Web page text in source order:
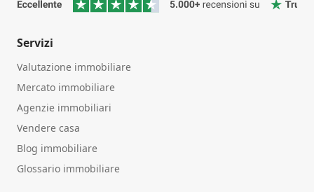
Servizi
Valutazione immobiliare
Mercato immobiliare
Agenzie immobiliari
Vendere casa
Blog immobiliare
Glossario immobiliare